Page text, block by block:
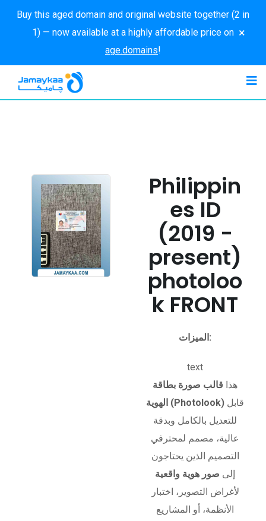
Buy this aged domain and original website together (2 in
1) — now available at a highly affordable price on
age.domains!
×
Philippin
es ID
(2019 -
present)
photoloo
k FRONT
الميزات:
text
هذا قالب صورة بطاقة
الهوية (Photolook)
للتعديل بالكامل وبدقة
عالية، مصمم لمحترفي
التصميم الذين يحتاجون
إلى صور هوية واقعية
لأغراض التصوير، اختبار
الأنظمة، أو المشاريع